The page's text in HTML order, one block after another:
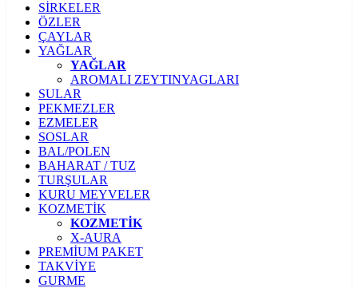
SİRKELER
ÖZLER
ÇAYLAR
YAĞLAR
YAĞLAR
AROMALI ZEYTINYAGLARI
SULAR
PEKMEZLER
EZMELER
SOSLAR
BAL/POLEN
BAHARAT / TUZ
TURŞULAR
KURU MEYVELER
KOZMETİK
KOZMETİK
X-AURA
PREMİUM PAKET
TAKVİYE
GURME